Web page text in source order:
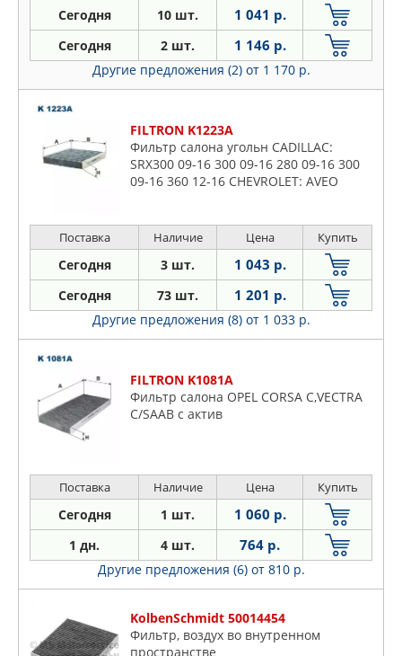
Сегодня 10 шт. 1 041 р.
Сегодня 2 шт. 1 146 р.
Другие предложения (2) от 1 170 р.
FILTRON K1223A
Фильтр салона угольн CADILLAC:
SRX300 09-16 300 09-16 280 09-16 300
09-16 360 12-16 CHEVROLET: AVEO
Поставка Наличие Цена Купить
Сегодня 3 шт. 1 043 р.
Сегодня 73 шт. 1 201 р.
Другие предложения (8) от 1 033 р.
FILTRON K1081A
Фильтр салона OPEL CORSA C,VECTRA
C/SAAB с актив
Поставка Наличие Цена Купить
Сегодня 1 шт. 1 060 р.
1 дн. 4 шт. 764 р.
Другие предложения (6) от 810 р.
KolbenSchmidt 50014454
Фильтр, воздух во внутренном
пространстве